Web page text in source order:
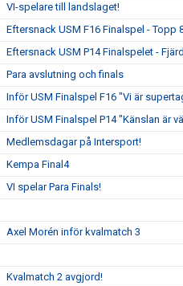
VI-spelare till landslaget!
Eftersnack USM F16 Finalspel - Topp
Eftersnack USM P14 Finalspelet -
Para avslutning och finals
Inför USM Finalspel F16 "Vi är
Inför USM Finalspel P14 "Känslan är
Medlemsdagar på Intersport!
Kempa Final4
VI spelar Para Finals!
Axel Morén inför kvalmatch 3
Kvalmatch 2 avgjord!